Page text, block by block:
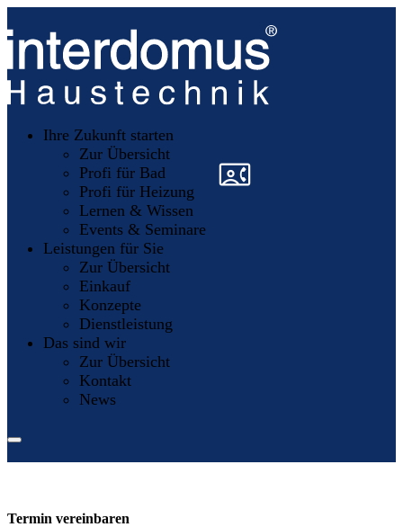
Ihre Zukunft starten
Zur Übersicht
Profi für Bad
Profi für Heizung
Lernen & Wissen
Events & Seminare
Leistungen für Sie
Zur Übersicht
Einkauf
Konzepte
Dienstleistung
Das sind wir
Zur Übersicht
Kontakt
News
»
Termin vereinbaren